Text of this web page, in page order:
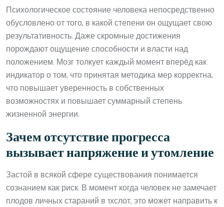
Психологическое состояние человека непосредственно
обусловлено от того, в какой степени он ощущает свою
результативность. Даже скромные достижения
порождают ощущение способности и власти над
положением. Мозг толкует каждый момент вперёд как
индикатор о том, что принятая методика мер корректна,
что повышает уверенность в собственных
возможностях и повышает суммарный степень
жизненной энергии.
Зачем отсутствие прогресса
вызывает напряжение и утомление
Застой в всякой сфере существования понимается
сознанием как риск. В момент когда человек не замечает
плодов личных стараний в 1хслот, это может направить к